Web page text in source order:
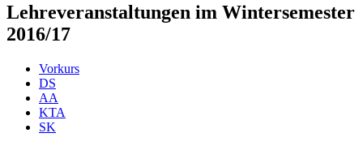
Lehreveranstaltungen im Wintersemester
2016/17
Vorkurs
DS
AA
KTA
SK